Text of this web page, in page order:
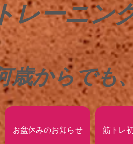
レーニン
歳からでも
お盆休みのお知らせ 筋トレ